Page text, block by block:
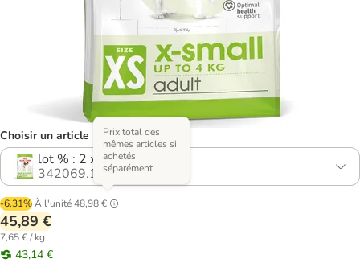
Choisir un article (3 variantes)
lot % : 2 x 3 kg
342069.16
-6.31%À l'unité48,98 €
Prix total des
mêmes articles si
achetés
séparément
45,89 €
7,65 € / kg
43,14 €